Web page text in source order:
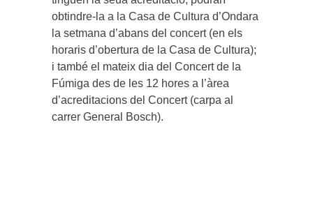
obtindre-la a la Casa de Cultura d’Ondara
la setmana d’abans del concert (en els
horaris d’obertura de la Casa de Cultura);
i també el mateix dia del Concert de la
Fúmiga des de les 12 hores a l’àrea
d’acreditacions del Concert (carpa al
carrer General Bosch).